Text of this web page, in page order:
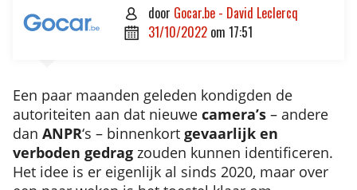
 door Gocar.be - David Leclercq
 31/10/2022 om 17:51
Een paar maanden geleden kondigden de
autoriteiten aan dat nieuwe camera’s – andere
dan ANPR‘s – binnenkort gevaarlijk en
verboden gedrag zouden kunnen identificeren.
Het idee is er eigenlijk al sinds 2020, maar over